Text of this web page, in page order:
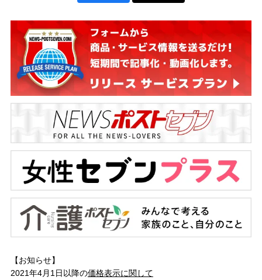
【お知らせ】
2021年4月1日以降の価格表示に関して